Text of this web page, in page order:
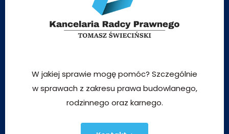
W jakiej sprawie mogę pomóc? Szczególnie
w sprawach z zakresu prawa budowlanego,
rodzinnego oraz karnego.